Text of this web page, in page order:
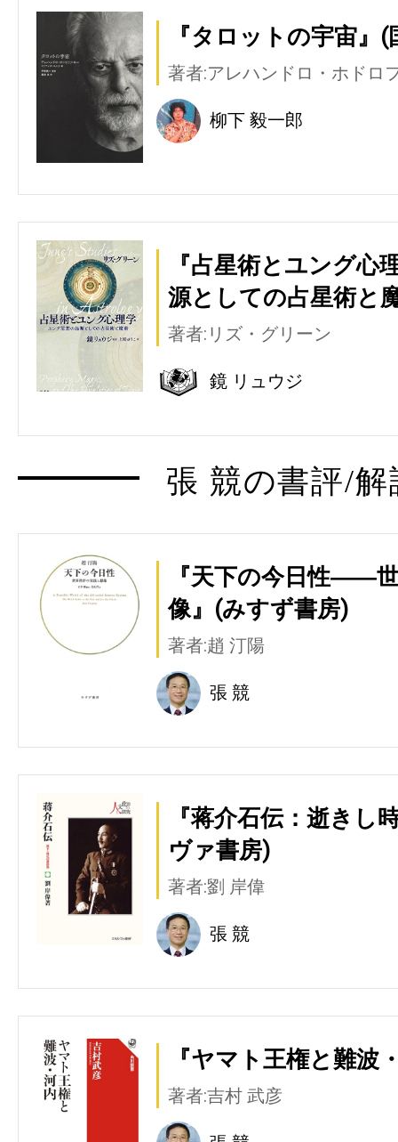
『タロットの宇宙』
著者:アレハンドロ・ホドロ
柳下 毅一郎
『占星術とユング心
源としての占星術と
著者:リズ・グリーン
鏡 リュウジ
張 競の書評/解
『天下の今日性――
像』(みすず書房)
著者:趙 汀陽
張 競
『蒋介石伝：逝きし
ヴァ書房)
著者:劉 岸偉
張 競
『ヤマト王権と難波
著者:吉村 武彦